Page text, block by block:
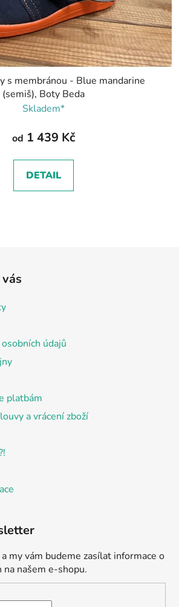
s membránou - Blue mandarine
(semiš), Boty Beda
Skladem*
od 1 439 Kč
DETAIL
údajů
platbám
a vrácení zboží
my vám budeme zasílat informace o
na našem e-shopu.